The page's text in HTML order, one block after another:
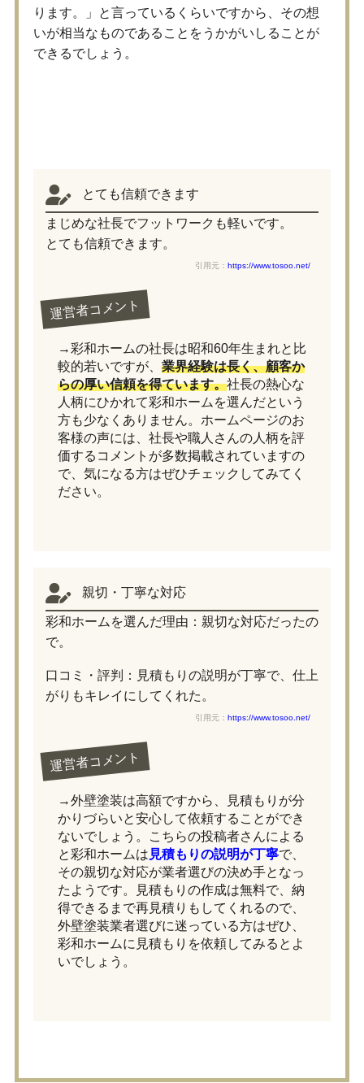
ります。」と言っているくらいですから、その想
いが相当なものであることをうかがいしることが
できるでしょう。
とても信頼できます
まじめな社長でフットワークも軽いです。
とても信頼できます。
引用元：https://www.tosoo.net/
運営者コメント
→彩和ホームの社長は昭和60年生まれと比
較的若いですが、 業界経験は長く、顧客か
らの厚い信頼を得ています。社長の熱心な
人柄にひかれて彩和ホームを選んだという
方も少なくありません。ホームページのお
客様の声には、社長や職人さんの人柄を評
価するコメントが多数掲載されていますの
で、気になる方はぜひチェックしてみてく
ださい。
親切・丁寧な対応
彩和ホームを選んだ理由：親切な対応だったの
で。
口コミ・評判：見積もりの説明が丁寧で、仕上
がりもキレイにしてくれた。
引用元：https://www.tosoo.net/
運営者コメント
→外壁塗装は高額ですから、見積もりが分
かりづらいと安心して依頼することができ
ないでしょう。こちらの投稿者さんによる
と彩和ホームは 見積もりの説明が丁寧で、
その親切な対応が業者選びの決め手となっ
たようです。見積もりの作成は無料で、納
得できるまで再見積りもしてくれるので、
外壁塗装業者選びに迷っている方はぜひ、
彩和ホームに見積もりを依頼してみるとよ
いでしょう。